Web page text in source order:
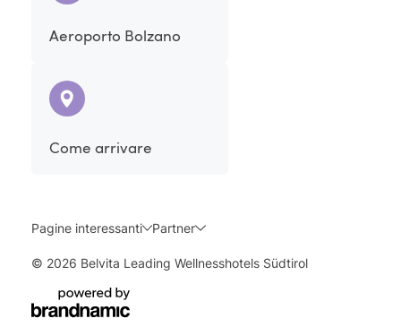
Aeroporto Bolzano
Come arrivare
Pagine interessanti Partner
© 2026 Belvita Leading Wellnesshotels Südtirol